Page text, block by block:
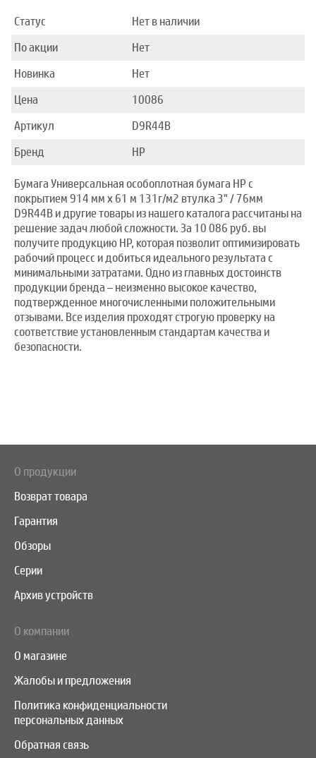
Статус
Нет в наличии
По акции
Нет
Новинка
Нет
Цена
10086
Артикул
D9R44B
Бренд
HP
Бумага Универсальная особоплотная бумага HP с
покрытием 914 мм x 61 м 131г/м2 втулка 3" / 76мм
D9R44B и другие товары из нашего каталога рассчитаны на
решение задач любой сложности. За 10 086 руб. вы
получите продукцию HP, которая позволит оптимизировать
рабочий процесс и добиться идеального результата с
минимальными затратами. Одно из главных достоинств
продукции бренда – неизменно высокое качество,
подтвержденное многочисленными положительными
отзывами. Все изделия проходят строгую проверку на
соответствие установленным стандартам качества и
безопасности.
О продукции
Возврат товара
Гарантия
Обзоры
Серии
Архив устройств
О компании
О магазине
Жалобы и предложения
Политика конфиденциальности
персональных данных
Обратная связь